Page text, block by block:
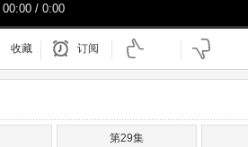
00:00 / 0:00
收藏 订阅
第29集